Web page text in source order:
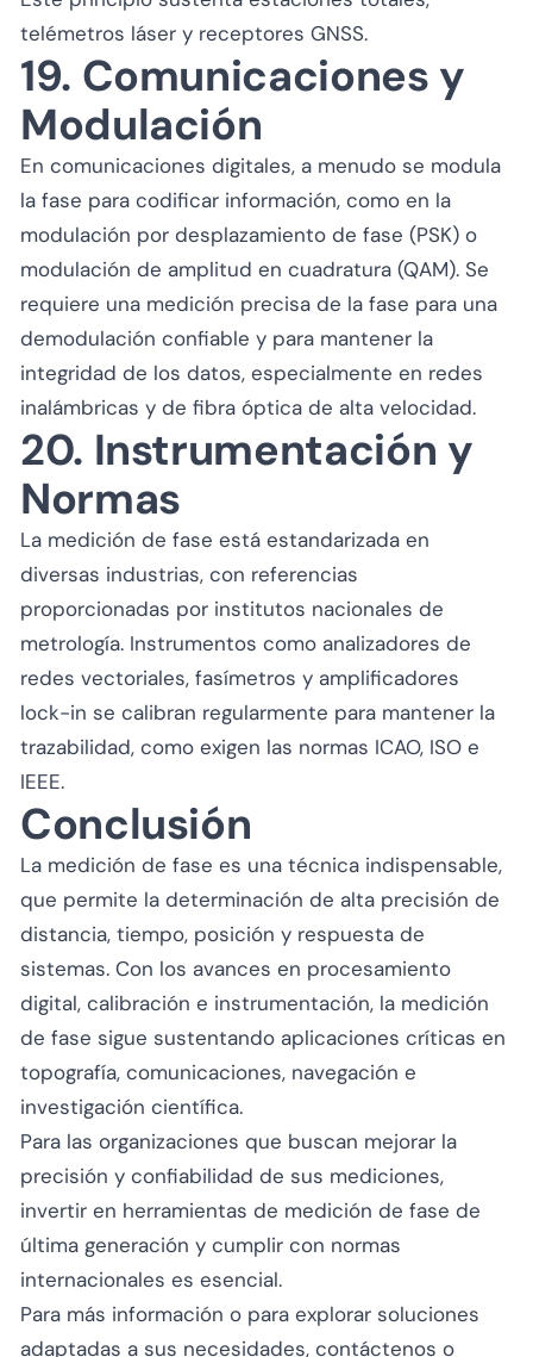
telémetros láser y receptores GNSS.
19. Comunicaciones y
Modulación
En comunicaciones digitales, a menudo se modula
la fase para codificar información, como en la
modulación por desplazamiento de fase (PSK) o
modulación de amplitud en cuadratura (QAM). Se
requiere una medición precisa de la fase para una
demodulación confiable y para mantener la
integridad de los datos, especialmente en redes
inalámbricas y de fibra óptica de alta velocidad.
20. Instrumentación y
Normas
La medición de fase está estandarizada en
diversas industrias, con referencias
proporcionadas por institutos nacionales de
metrología. Instrumentos como analizadores de
redes vectoriales, fasímetros y amplificadores
lock-in se calibran regularmente para mantener la
trazabilidad, como exigen las normas ICAO, ISO e
IEEE.
Conclusión
La medición de fase es una técnica indispensable,
que permite la determinación de alta precisión de
distancia, tiempo, posición y respuesta de
sistemas. Con los avances en procesamiento
digital, calibración e instrumentación, la medición
de fase sigue sustentando aplicaciones críticas en
topografía, comunicaciones, navegación e
investigación científica.
Para las organizaciones que buscan mejorar la
precisión y confiabilidad de sus mediciones,
invertir en herramientas de medición de fase de
última generación y cumplir con normas
internacionales es esencial.
Para más información o para explorar soluciones
adaptadas a sus necesidades, contáctenos o